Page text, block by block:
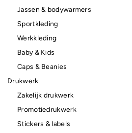
Jassen & bodywarmers
Sportkleding
Werkkleding
Baby & Kids
Caps & Beanies
Drukwerk
Zakelijk drukwerk
Promotiedrukwerk
Stickers & labels